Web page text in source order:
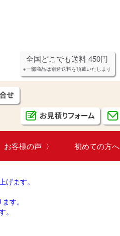
全国どこでも送料 450円
※一部商品は別途送料を頂戴いたします
初めての方へ
お客様の声
ます。
す。